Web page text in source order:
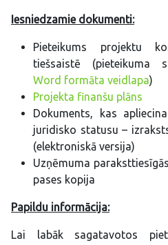
Iesniedzamie dokumenti:
Pieteikums projektu
tiešsaistē (pieteikuma
Word formāta veidlapa)
Projekta finanšu plāns
Dokuments, kas
juridisko statusu –
(elektroniskā versija)
Uzņēmuma
pases kopija
Papildu informācija:
Lai labāk sagatavotos